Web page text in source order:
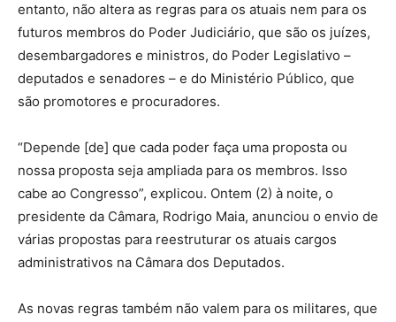
entanto, não altera as regras para os atuais nem para os
futuros membros do Poder Judiciário, que são os juízes,
desembargadores e ministros, do Poder Legislativo –
deputados e senadores – e do Ministério Público, que
são promotores e procuradores.
“Depende [de] que cada poder faça uma proposta ou
nossa proposta seja ampliada para os membros. Isso
cabe ao Congresso”, explicou. Ontem (2) à noite, o
presidente da Câmara, Rodrigo Maia, anunciou o envio de
várias propostas para reestruturar os atuais cargos
administrativos na Câmara dos Deputados.
As novas regras também não valem para os militares, que